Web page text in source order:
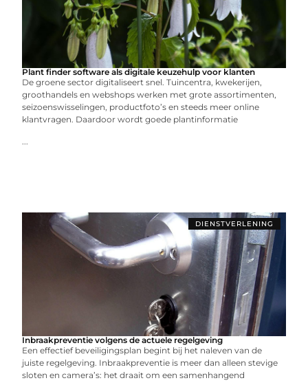
Plant finder software als digitale keuzehulp voor klanten
De groene sector digitaliseert snel. Tuincentra, kwekerijen,
groothandels en webshops werken met grote assortimenten,
seizoenswisselingen, productfoto’s en steeds meer online
klantvragen. Daardoor wordt goede plantinformatie
...
DIENSTVERLENING
Inbraakpreventie volgens de actuele regelgeving
Een effectief beveiligingsplan begint bij het naleven van de
juiste regelgeving. Inbraakpreventie is meer dan alleen stevige
sloten en camera’s: het draait om een samenhangend